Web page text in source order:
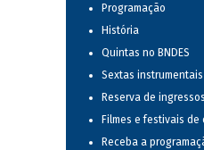
Programação
História
Quintas no BNDES
Sextas instrumentais
Reserva de ingressos
Filmes e festivais de
Receba a